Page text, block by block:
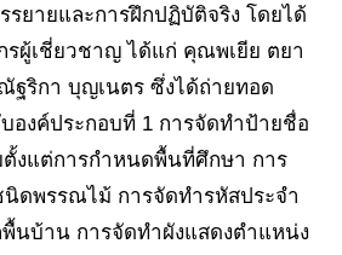
รยายและการฝึกปฏิบัติจริง โดยได้
รผู้เชี่ยวชาญ ได้แก่ คุณพเยีย ตยา
ริกา บุญเนตร ซึ่งได้ถ่ายทอด
บองค์ประกอบที่ 1 การจัดทำป้ายชื่อ
งแต่การกำหนดพื้นที่ศึกษา การ
ดพรรณไม้ การจัดทำรหัสประจำ
นบ้าน การจัดทำผังแสดงตำแหน่ง